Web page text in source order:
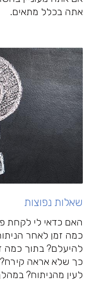
אתה בכלל מתאים.
שאלות נפוצות
האם כדאי לי לקחת
כמה זמן לאחר
להיעלם? בתוך כמה
כך שלא אראה קירח?